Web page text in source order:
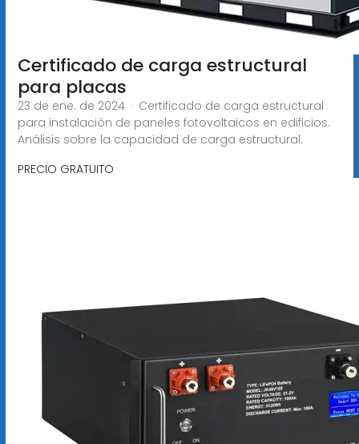
Certificado de carga estructural
para placas
23 de ene. de 2024 · Certificado de carga estructural
para instalación de paneles fotovoltaicos en edificios.
Análisis sobre la capacidad de carga estructural.
PRECIO GRATUITO